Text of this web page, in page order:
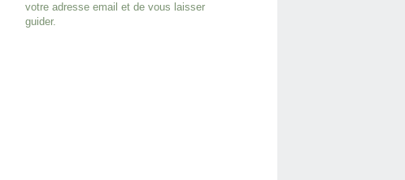
votre adresse email et de vous laisser
guider.